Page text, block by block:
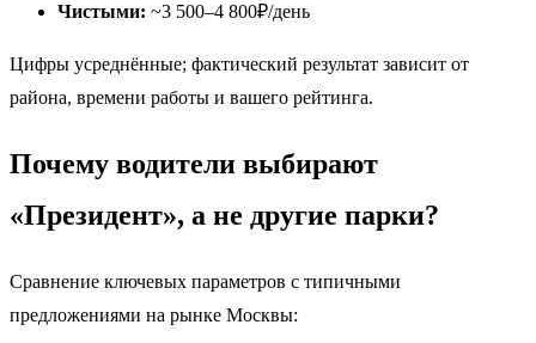
Чистыми: ~3 500–4 800₽/день
Цифры усреднённые; фактический результат зависит от
района, времени работы и вашего рейтинга.
Почему водители выбирают
«Президент», а не другие парки?
Сравнение ключевых параметров с типичными
предложениями на рынке Москвы: